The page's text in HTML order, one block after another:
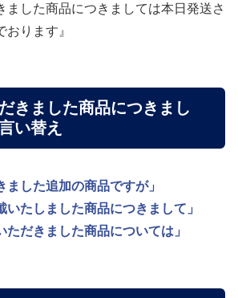
ました商品につきましては本日発送さ
ります』
きました商品につきまし
い替え
ました追加の商品ですが」
いたしました商品につきまして」
ただきました商品については」